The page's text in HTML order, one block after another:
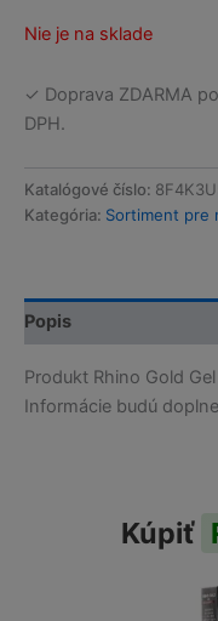
Nie je na sklade
✓ Doprava ZDARMA
DPH.
Katalógové číslo:
Kategória: Sortiment pre
Popis
Produkt Rhino Gold
Informácie budú
Kúpiť